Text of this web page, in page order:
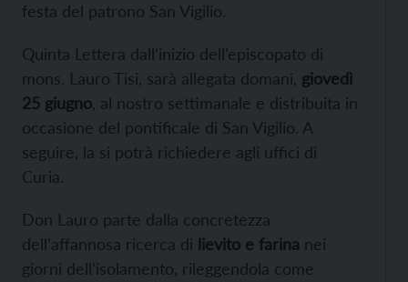
festa del patrono San Vigilio.
Quinta Lettera dall’inizio dell’episcopato di
mons. Lauro Tisi, sarà allegata domani, giovedì
25 giugno , al nostro settimanale e distribuita in
occasione del pontificale di San Vigilio. A
seguire, la si potrà richiedere agli uffici di
Curia.
Don Lauro parte dalla concretezza
dell’affannosa ricerca di lievito e farina nei
giorni dell’isolamento, rileggendola come